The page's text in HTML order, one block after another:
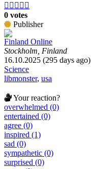
    
0 votes
Publisher
Finland Online
Stockholm, Finland
16.10.2025 (295 days ago)
Science
libmonster, usa
Your reaction?
overwhelmed (0)
entertained (0)
agree (0)
inspired (1)
sad (0)
sympathetic (0)
surprised (0)